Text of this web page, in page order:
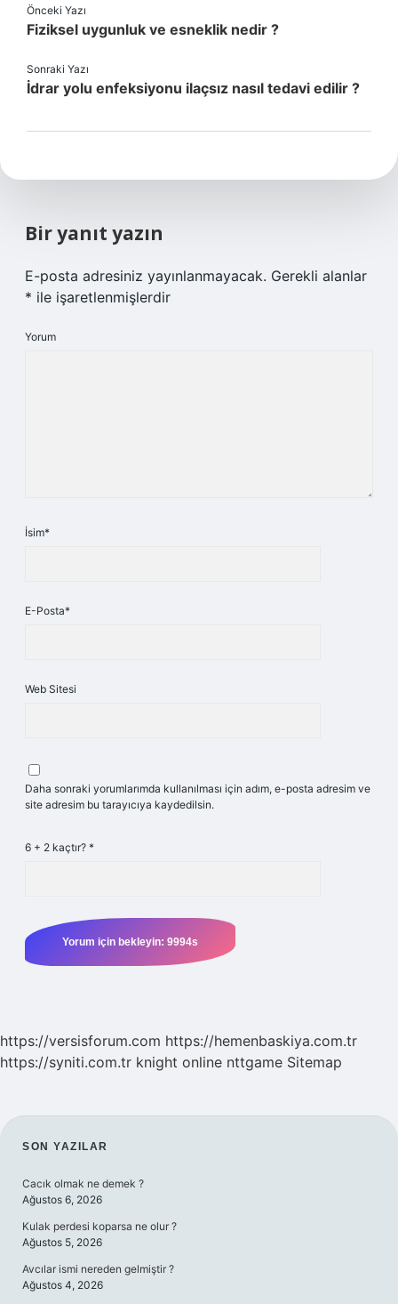
Önceki Yazı
Fiziksel uygunluk ve esneklik nedir ?
Sonraki Yazı
İdrar yolu enfeksiyonu ilaçsız nasıl tedavi edilir ?
Bir yanıt yazın
E-posta adresiniz yayınlanmayacak. Gerekli alanlar
* ile işaretlenmişlerdir
Yorum
İsim*
E-Posta*
Web Sitesi
Daha sonraki yorumlarımda kullanılması için adım, e-posta adresim ve
site adresim bu tarayıcıya kaydedilsin.
6 + 2 kaçtır? *
https://versisforum.com https://hemenbaskiya.com.tr
https://syniti.com.tr knight online nttgame Sitemap
SIDEBAR
SON YAZILAR
Cacık olmak ne demek ?
Ağustos 6, 2026
Kulak perdesi koparsa ne olur ?
Ağustos 5, 2026
Avcılar ismi nereden gelmiştir ?
Ağustos 4, 2026